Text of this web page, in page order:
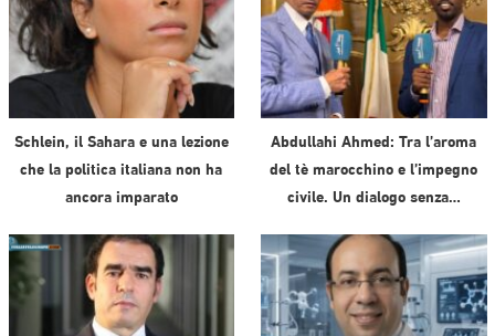
Schlein, il Sahara e una lezione
che la politica italiana non ha
ancora imparato
Abdullahi Ahmed: Tra l’aroma
del tè marocchino e l’impegno
civile. Un dialogo senza…